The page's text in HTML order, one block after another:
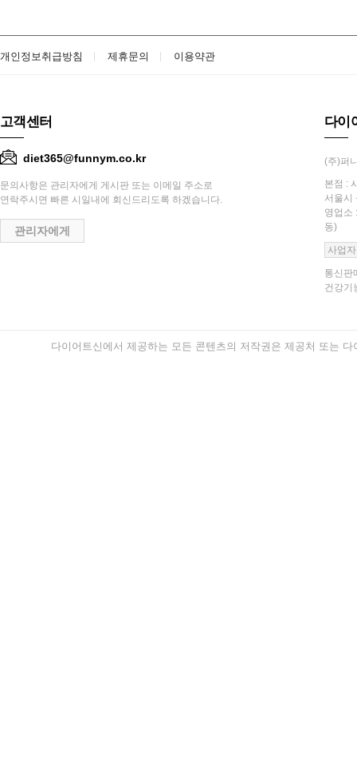
개인정보취급방침 제휴문의 이용약관
고객센터
diet365@funnym.co.kr
문의사항은 관리자에게 게시판 또는 이메일 주소로
연락주시면 빠른 시일내에 회신드리도록 하겠습니다.
관리자에게
다이
(주)퍼
본점 :
서울시
영업소
동)
사업
통신판
건강기
다이어트신에서 제공하는 모든 콘텐츠의 저작권은 제공처 또는